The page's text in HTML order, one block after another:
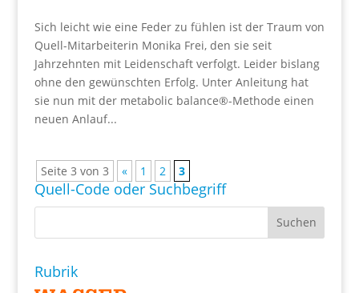
Sich leicht wie eine Feder zu fühlen ist der Traum von
Quell-Mitarbeiterin Monika Frei, den sie seit
Jahrzehnten mit Leidenschaft verfolgt. Leider bislang
ohne den gewünschten Erfolg. Unter Anleitung hat
sie nun mit der metabolic balance®-Methode einen
neuen Anlauf...
Seite 3 von 3 « 1 2 3
Quell-Code oder Suchbegriff
Rubrik